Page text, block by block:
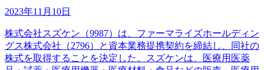
2023年11月10日
株式会社スズケン（9987）は、ファーマライズホールディン
グス株式会社（2796）と資本業務提携契約を締結し、同社の
株式を取得することを決定した。スズケンは、医療用医薬